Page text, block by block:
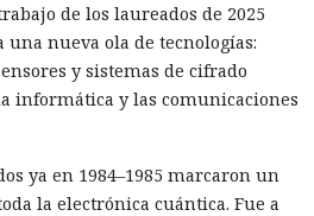
de los laureados de 2025
una nueva ola de tecnologías:
y sistemas de cifrado
informática y las comunicaciones
ya en 1984–1985 marcaron un
la electrónica cuántica. Fue a